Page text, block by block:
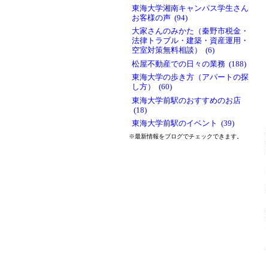
東海大学湘南キャンパス学生さん
お客様の声 (94)
大家さんのみかた（秦野市税金・
法律トラブル・建築・資産運用・
空室対策無料相談） (6)
松屋不動産での日々の業務 (188)
東海大学の歩き方（アパートの探
し方） (60)
東海大学前駅のおすすめのお店
(18)
東海大学前駅のイベント (39)
※最新情報をブログでチェックできます。